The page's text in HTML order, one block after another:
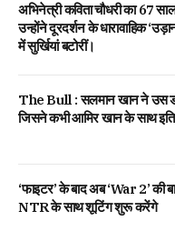
अभिनेत्री कविता चौधरी का 67
उन्होंने दूरदर्शन के धारावाहिक
में सुर्खियां बटोरीं।
The Bull : सलमान खान ने उस
जिसने कभी आमिर खान के साथ
‘फाइटर’ के बाद अब ‘War 2’ की
NTR के साथ शूटिंग शुरू करेंगे